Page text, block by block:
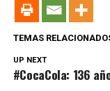
TEMAS
UP NEXT
#CocaCola: 136